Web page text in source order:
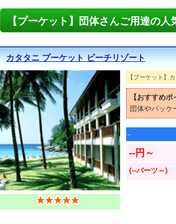
【プーケット】団体さんご用達の人
カタタニ プーケット ビーチリゾート
【プーケット】
【おすすめポ
団体やパッ
--
--円～
(--バーツ～)